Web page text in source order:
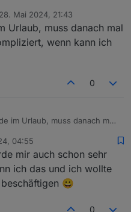
Veranstaltung
nur mit Uhrzeit am gleichen
etwas konkreteren Tipp
28. Mai 2024, 21:43
von
Urlaub, muss danach mal
wenn kann ich
0
im Urlaub, muss danach mal
04:55
mir auch schon sehr
ich das und ich wollte
😀
0